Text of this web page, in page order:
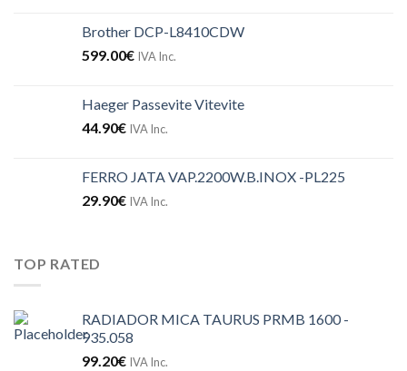
Brother DCP-L8410CDW
599.00€ IVA Inc.
Haeger Passevite Vitevite
44.90€ IVA Inc.
FERRO JATA VAP.2200W.B.INOX -PL225
29.90€ IVA Inc.
TOP RATED
RADIADOR MICA TAURUS PRMB 1600 -
935.058
99.20€ IVA Inc.